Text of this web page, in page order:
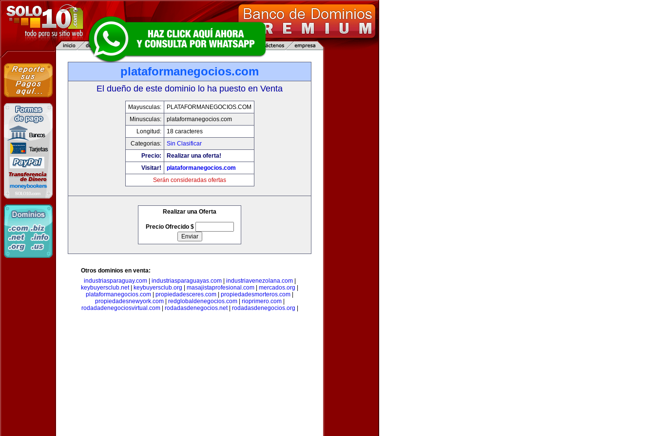
plataformanegocios.com
El dueño de este dominio lo ha puesto en Venta
Mayusculas:
PLATAFORMANEGOCIOS.COM
Minusculas:
plataformanegocios.com
Longitud:
18 caracteres
Categorias:
Sin Clasificar
Precio:
Realizar una oferta!
Visitar!
plataformanegocios.com
Serán consideradas ofertas
Realizar una Oferta
Precio Ofrecido $
Otros dominios en venta:
industriasparaguay.com| industriasparaguayas.com| industriavenezolana.com|
keybuyersclub.net| keybuyersclub.org masajistaprofesional.com mercados.org
plataformanegocios.com
propiedadesceres.com propiedadesmorteros.com
propiedadesnewyork.com| redglobaldenegocios.com| rioprimero.com|
rodadadenegociosvirtual.com| rodadasdenegocios.net| rodadasdenegocios.org